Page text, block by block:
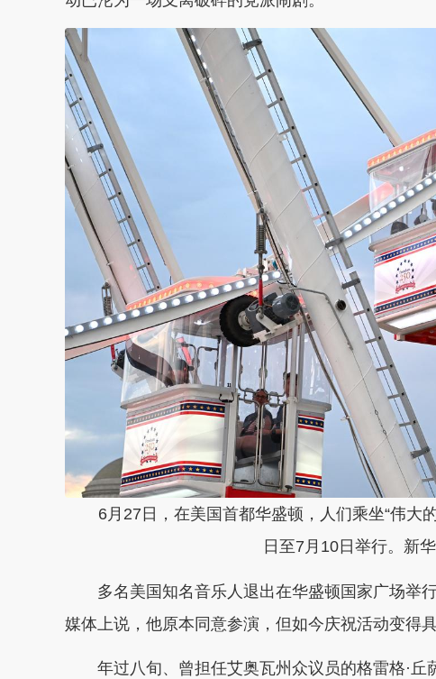
6月27日，在美国首都华盛顿，人们乘坐“伟大
日至7月10日举行。新
多名美国知名音乐人退出在华盛顿国家广场举
媒体上说，他原本同意参演，但如今庆祝活动变得
年过八旬、曾担任艾奥瓦州众议员的格雷格·